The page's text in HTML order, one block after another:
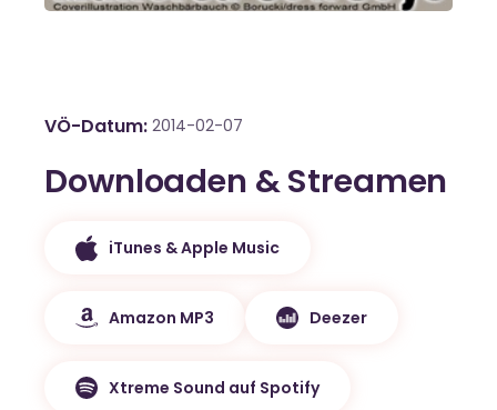
VÖ-Datum 2014-02-07
Downloaden & Streamen
iTunes & Apple Music
Amazon MP3 Deezer
Xtreme Sound auf Spotify